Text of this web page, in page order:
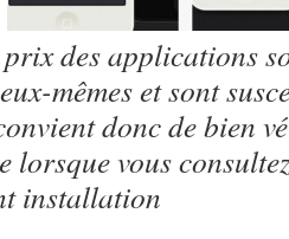
des applications
mêmes et sont
donc de bien
lorsque vous
installation